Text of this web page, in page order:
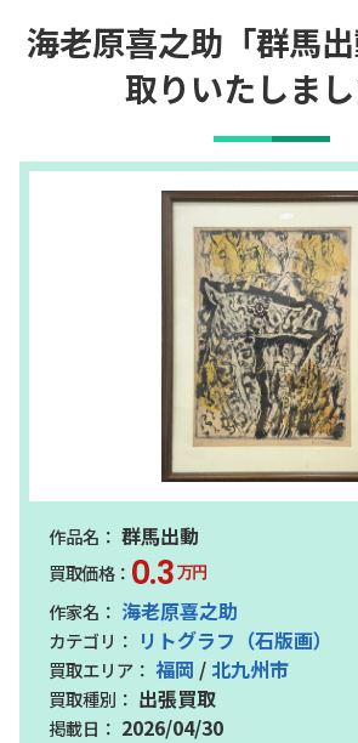
海老原喜之助「群馬
取りいたしまし
群馬出動
0.3万円
海老原喜之助
リトグラフ（石版画）
福岡 /北九州市
出張買取
2026/04/30